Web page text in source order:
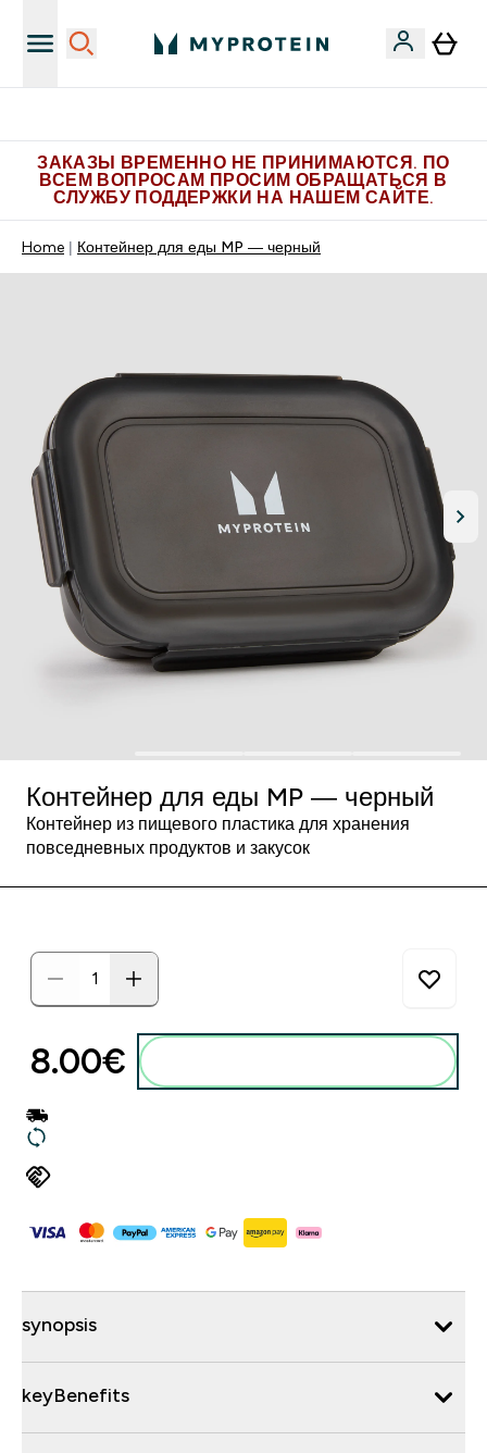
ЗАКАЗЫ ВРЕМЕННО НЕ ПРИНИМАЮТСЯ. ПО
ВСЕМ ВОПРОСАМ ПРОСИМ ОБРАЩАТЬСЯ В
СЛУЖБУ ПОДДЕРЖКИ НА НАШЕМ САЙТЕ.
Home Контейнер для еды MP ― черный
Контейнер для еды MP ― черный
Контейнер из пищевого пластика для хранения
повседневных продуктов и закусок
8.00€‎
synopsis
keyBenefits